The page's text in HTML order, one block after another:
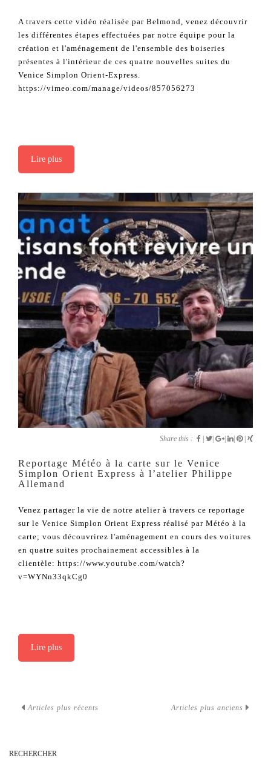
A travers cette vidéo réalisée par Belmond, venez découvrir
les différentes étapes effectuées par notre équipe pour la
création et l'aménagement de l'ensemble des boiseries
présentes à l'intérieur de ces quatre nouvelles suites du
Venice Simplon Orient-Express.
https://vimeo.com/manage/videos/857056273
Lire plus
Share this : | | | | |
Reportage Météo à la carte sur le Venice
Simplon Orient Express à l’atelier Philippe
Allemand
Venez partager la vie de notre atelier à travers ce reportage
sur le Venice Simplon Orient Express réalisé par Météo à la
carte; vous découvrirez l'aménagement en cours des voitures
en quatre suites prochainement accessibles à la
clientèle: https://www.youtube.com/watch?
v=WYNn33qkCg0
Lire plus
Articles plus récents Articles plus anciens
RECHERCHER